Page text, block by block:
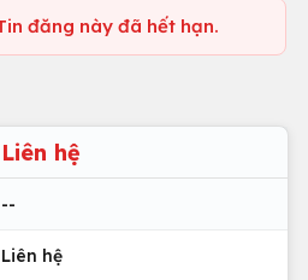
đăng này đã hết hạn.
Liên hệ
--
Liên hệ